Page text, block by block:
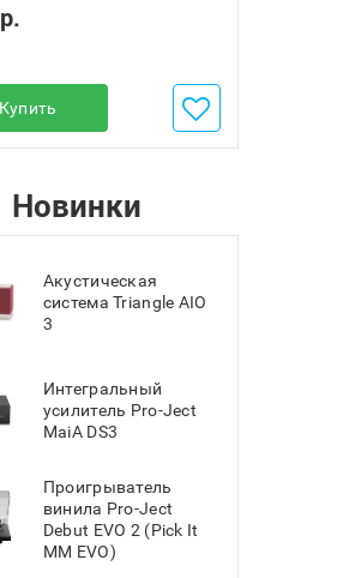
Купитьв избранное
Новинки
Акустическая
система Triangle AIO
3
Интегральный
усилитель Pro-Ject
MaiA DS3
Проигрыватель
винила Pro-Ject
Debut EVO 2 (Pick It
MM EVO)